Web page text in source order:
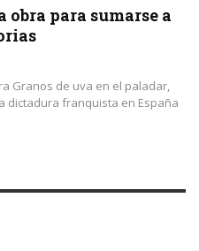
obra para sumarse a
Granos de uva en el paladar,
dictadura franquista en España